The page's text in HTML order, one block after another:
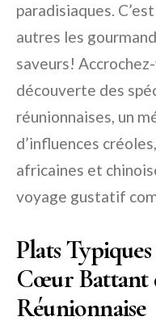
paradisiaques.
autres les
saveurs!
découverte des
réunionnaises, un
d’influences
africaines et
voyage gustatif
Plats
Cœur Battant
Réunionnaise